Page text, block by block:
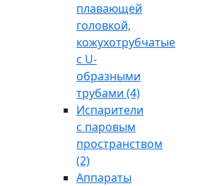
плавающей
головкой,
кожухотрубчатые
с U-
образными
трубами (4)
Испарители
с паровым
пространством
(2)
Аппараты